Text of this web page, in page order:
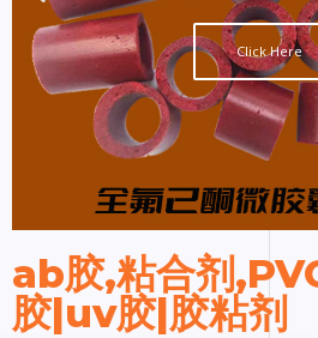
Click Here
ab胶,粘合剂
胶|uv胶|胶粘剂